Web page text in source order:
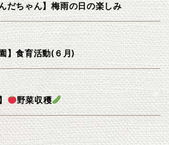
だちゃん】梅雨の日の楽しみ
】食育活動(６月)
野菜収穫